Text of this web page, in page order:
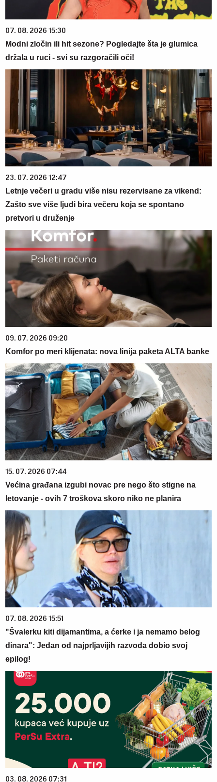
07. 08. 2026 15:30
Modni zločin ili hit sezone? Pogledajte šta je glumica
držala u ruci - svi su razgoračili oči!
23. 07. 2026 12:47
Letnje večeri u gradu više nisu rezervisane za vikend:
Zašto sve više ljudi bira večeru koja se spontano
pretvori u druženje
09. 07. 2026 09:20
Komfor po meri klijenata: nova linija paketa ALTA banke
15. 07. 2026 07:44
Većina građana izgubi novac pre nego što stigne na
letovanje - ovih 7 troškova skoro niko ne planira
07. 08. 2026 15:51
"Švalerku kiti dijamantima, a ćerke i ja nemamo belog
dinara": Jedan od najprljavijih razvoda dobio svoj
epilog!
03. 08. 2026 07:31